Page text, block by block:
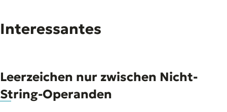
Interessantes
Leerzeichen nur zwischen Nicht-
String-Operanden